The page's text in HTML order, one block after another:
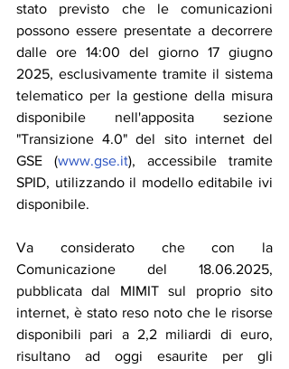
stato previsto che le comunicazioni
possono essere presentate a decorrere
dalle ore 14:00 del giorno 17 giugno
2025, esclusivamente tramite il sistema
telematico per la gestione della misura
disponibile nell'apposita sezione
"Transizione 4.0" del sito internet del
GSE (www.gse.it), accessibile tramite
SPID, utilizzando il modello editabile ivi
disponibile.
Va considerato che con la
Comunicazione del 18.06.2025,
pubblicata dal MIMIT sul proprio sito
internet, è stato reso noto che le risorse
disponibili pari a 2,2 miliardi di euro,
risultano ad oggi esaurite per gli